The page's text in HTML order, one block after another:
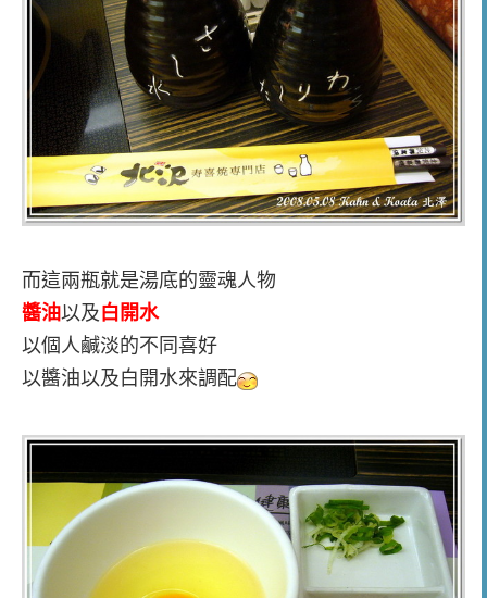
而這兩瓶就是湯底的靈魂人物
醬油以及 白開水
以個人鹹淡的不同喜好
以醬油以及白開水來調配